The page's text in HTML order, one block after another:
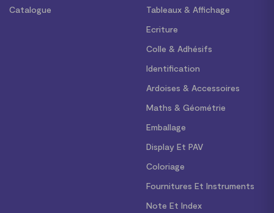
Catalogue
Tableaux & Affichage
Ecriture
Colle & Adhésifs
Identification
Ardoises & Accessoires
Maths & Géométrie
Emballage
Display Et PAV
Coloriage
Fournitures Et Instruments
Note Et Index